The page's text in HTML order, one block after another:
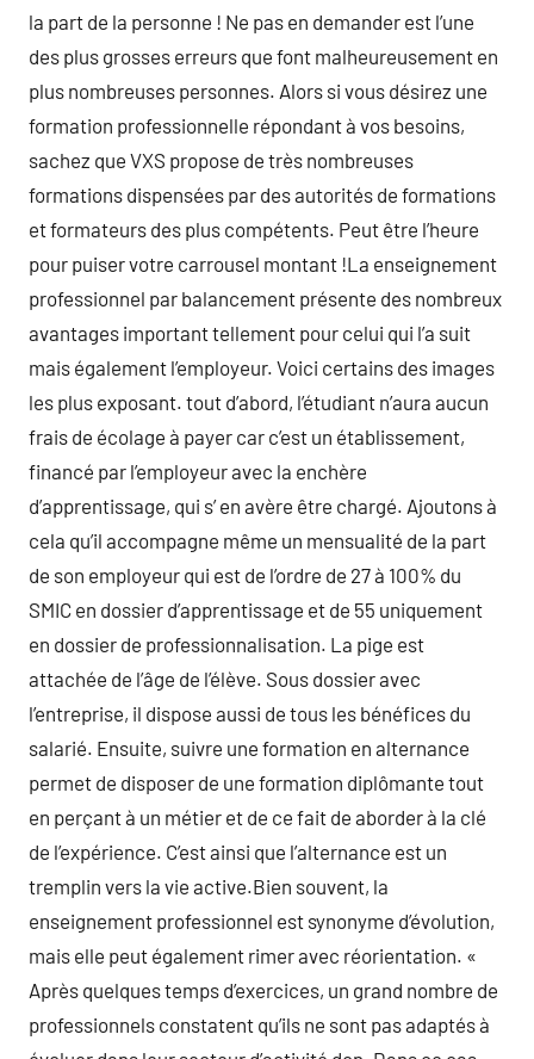
la part de la personne ! Ne pas en demander est l’une
des plus grosses erreurs que font malheureusement en
plus nombreuses personnes. Alors si vous désirez une
formation professionnelle répondant à vos besoins,
sachez que VXS propose de très nombreuses
formations dispensées par des autorités de formations
et formateurs des plus compétents. Peut être l’heure
pour puiser votre carrousel montant !La enseignement
professionnel par balancement présente des nombreux
avantages important tellement pour celui qui l’a suit
mais également l’employeur. Voici certains des images
les plus exposant. tout d’abord, l’étudiant n’aura aucun
frais de écolage à payer car c’est un établissement,
financé par l’employeur avec la enchère
d’apprentissage, qui s’ en avère être chargé. Ajoutons à
cela qu’il accompagne même un mensualité de la part
de son employeur qui est de l’ordre de 27 à 100% du
SMIC en dossier d’apprentissage et de 55 uniquement
en dossier de professionnalisation. La pige est
attachée de l’âge de l’élève. Sous dossier avec
l’entreprise, il dispose aussi de tous les bénéfices du
salarié. Ensuite, suivre une formation en alternance
permet de disposer de une formation diplômante tout
en perçant à un métier et de ce fait de aborder à la clé
de l’expérience. C’est ainsi que l’alternance est un
tremplin vers la vie active.Bien souvent, la
enseignement professionnel est synonyme d’évolution,
mais elle peut également rimer avec réorientation. «
Après quelques temps d’exercices, un grand nombre de
professionnels constatent qu’ils ne sont pas adaptés à